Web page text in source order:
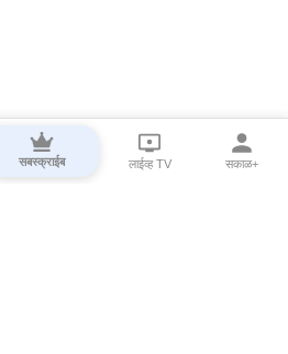
सबस्क्राईब लाईव्ह TV सकाळ+